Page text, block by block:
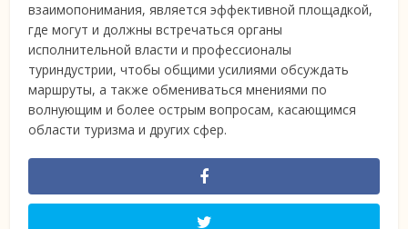
взаимопонимания, является эффективной площадкой,
где могут и должны встречаться органы
исполнительной власти и профессионалы
туриндустрии, чтобы общими усилиями обсуждать
маршруты, а также обмениваться мнениями по
волнующим и более острым вопросам, касающимся
области туризма и других сфер.